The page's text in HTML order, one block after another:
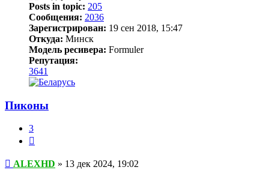
Posts in topic: 205
Сообщения: 2036
Зарегистрирован: 19 сен 2018, 15:47
Откуда: Минск
Модель ресивера: Formuler
Репутация:
3641
Пиконы
3
Сообщение
ALEXHD » 13 дек 2024, 19:02